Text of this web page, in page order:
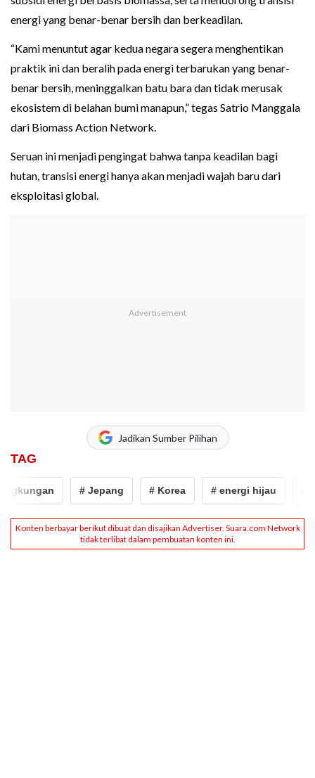
energi yang benar-benar bersih dan berkeadilan.
“Kami menuntut agar kedua negara segera menghentikan
praktik ini dan beralih pada energi terbarukan yang benar-
benar bersih, meninggalkan batu bara dan tidak merusak
ekosistem di belahan bumi manapun,” tegas Satrio Manggala
dari Biomass Action Network.
Seruan ini menjadi pengingat bahwa tanpa keadilan bagi
hutan, transisi energi hanya akan menjadi wajah baru dari
eksploitasi global.
Jadikan Sumber Pilihan
TAG
# Jepang # Korea # energi hijau